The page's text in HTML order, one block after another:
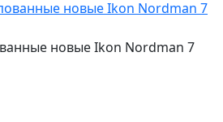
новые Ikon Nordman 7